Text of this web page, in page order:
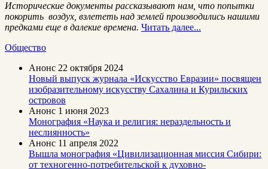
Исторические документы рассказывают нам, что попытки
покорить воздух, взлететь над землей производились нашими
предками еще в далекие времена. Читать далее...
Общество
Анонс 22 октября 2024
Новый выпуск журнала «Искусство Евразии» посвящен
изобразительному искусству Сахалина и Курильских
островов
Анонс 1 июня 2023
Монография «Наука и религия: нераздельность и
неслиянность»
Анонс 11 апреля 2022
Вышла монография «Цивилизационная миссия Сибири:
от техногенно-потребительской к духовно-